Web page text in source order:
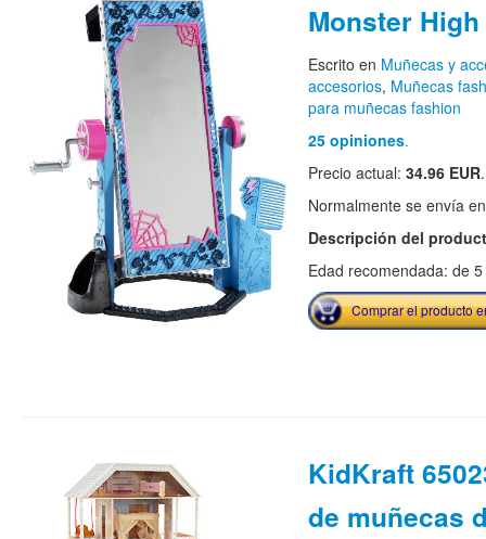
Monster High
Escrito en Muñecas y
accesorios, Muñecas
para muñecas fashion
25 opiniones.
Precio actual: 34.96 EUR.
Normalmente se envía
Descripción del
Edad recomendada: de
Comprar el producto
KidKraft
de muñecas